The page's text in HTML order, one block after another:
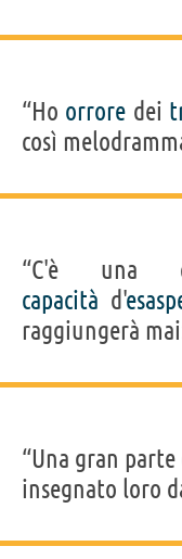
“Ho orrore dei
così
“C'è una
capacità d'
raggiungerà
“Una gran
insegnato loro